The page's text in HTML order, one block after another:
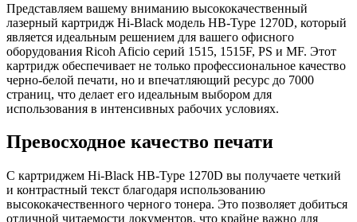
Представляем вашему вниманию высококачественный
лазерный картридж Hi-Black модель HB-Type 1270D, который
является идеальным решением для вашего офисного
оборудования Ricoh Aficio серий 1515, 1515F, PS и MF. Этот
картридж обеспечивает не только профессиональное качество
черно-белой печати, но и впечатляющий ресурс до 7000
страниц, что делает его идеальным выбором для
использования в интенсивных рабочих условиях.
Превосходное качество печати
С картриджем Hi-Black HB-Type 1270D вы получаете четкий
и контрастный текст благодаря использованию
высококачественного черного тонера. Это позволяет добиться
отличной читаемости документов, что крайне важно для